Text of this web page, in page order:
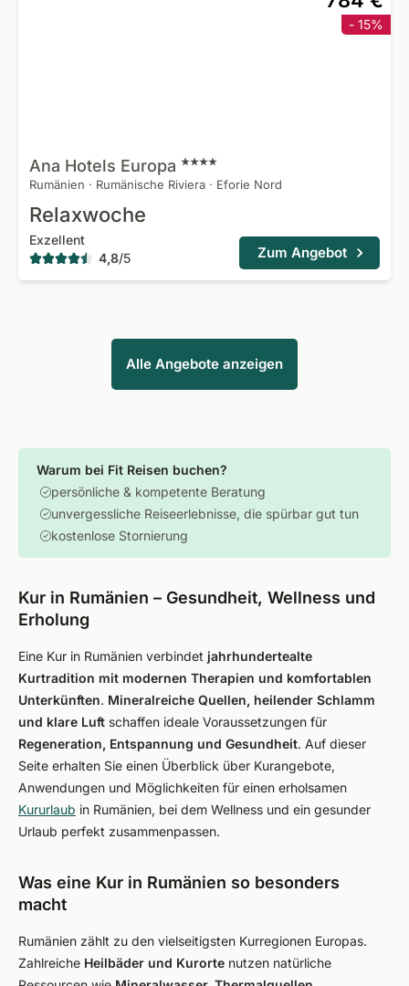
- 15%
Ana Hotels Europa
Rumänien · Rumänische Riviera · Eforie Nord
Relaxwoche
Exzellent
4,8/5 Zum Angebot
Alle Angebote anzeigen
Warum bei Fit Reisen buchen?
persönliche & kompetente Beratung
unvergessliche Reiseerlebnisse, die spürbar gut tun
kostenlose Stornierung
Kur in Rumänien – Gesundheit, Wellness und
Erholung
Eine Kur in Rumänien verbindet jahrhundertealte
Kurtradition mit modernen Therapien und komfortablen
Unterkünften. Mineralreiche Quellen, heilender Schlamm
und klare Luft schaffen ideale Voraussetzungen für
Regeneration, Entspannung und Gesundheit. Auf dieser
Seite erhalten Sie einen Überblick über Kurangebote,
Anwendungen und Möglichkeiten für einen erholsamen
Kururlaub in Rumänien, bei dem Wellness und ein gesunder
Urlaub perfekt zusammenpassen.
Was eine Kur in Rumänien so besonders
macht
Rumänien zählt zu den vielseitigsten Kurregionen Europas.
Zahlreiche Heilbäder und Kurorte nutzen natürliche